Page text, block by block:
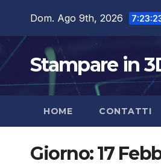
contenuto
Dom. Ago 9th, 2026
Stampare in
HOME CONTATTI
Giorno:17